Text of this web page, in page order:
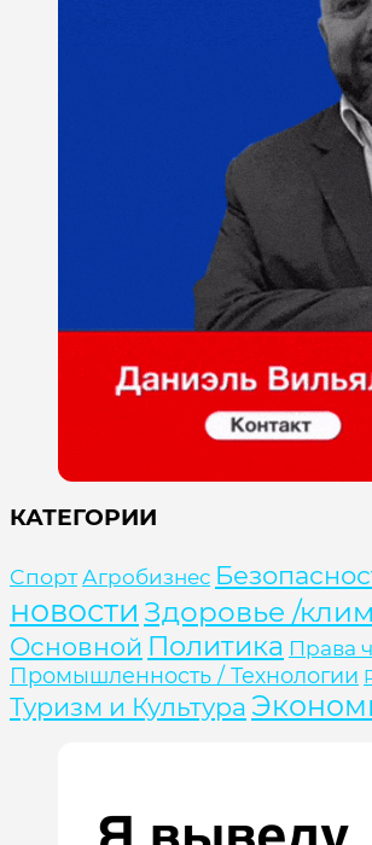
КАТЕГОРИИ
Cпорт Агробизнес
новости Здоровье /
Основной Политика Права
Промышленность / Технологии
Туризм и Культура